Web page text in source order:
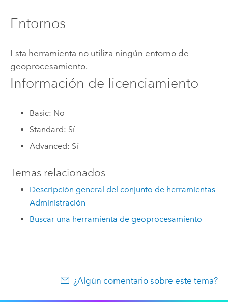
Entornos
Esta herramienta no utiliza ningún entorno de
geoprocesamiento.
Información de licenciamiento
Basic: No
Standard: Sí
Advanced: Sí
Temas relacionados
Descripción general del conjunto de herramientas
Administración
Buscar una herramienta de geoprocesamiento
¿Algún comentario sobre este tema?